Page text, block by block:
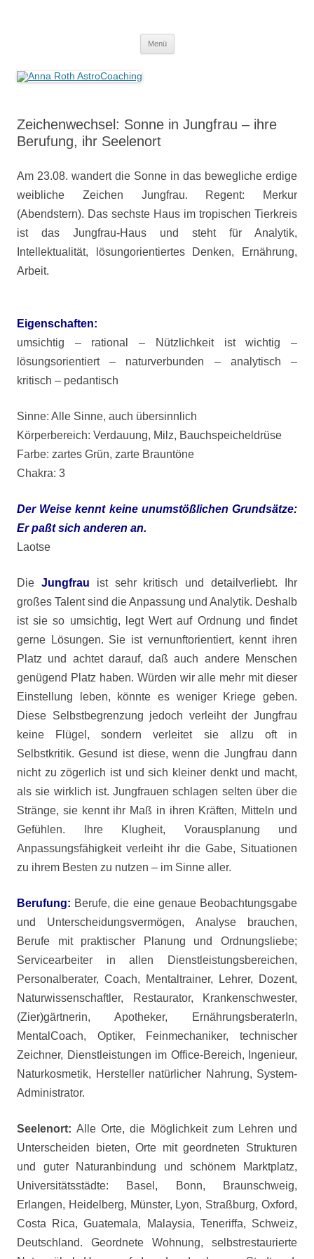
Menü
Zeichenwechsel: Sonne in Jungfrau – ihre
Berufung, ihr Seelenort
Am 23.08. wandert die Sonne in das bewegliche erdige
weibliche Zeichen Jungfrau. Regent: Merkur
(Abendstern). Das sechste Haus im tropischen Tierkreis
ist das Jungfrau-Haus und steht für Analytik,
Intellektualität, lösungorientiertes Denken, Ernährung,
Arbeit.
Eigenschaften:
umsichtig – rational – Nützlichkeit ist wichtig –
lösungsorientiert – naturverbunden – analytisch –
kritisch – pedantisch
Sinne: Alle Sinne, auch übersinnlich
Körperbereich: Verdauung, Milz, Bauchspeicheldrüse
Farbe: zartes Grün, zarte Brauntöne
Chakra: 3
Der Weise kennt keine unumstößlichen Grundsätze:
Er paßt sich anderen an.
Laotse
Die Jungfrau ist sehr kritisch und detailverliebt. Ihr
großes Talent sind die Anpassung und Analytik. Deshalb
ist sie so umsichtig, legt Wert auf Ordnung und findet
gerne Lösungen. Sie ist vernunftorientiert, kennt ihren
Platz und achtet darauf, daß auch andere Menschen
genügend Platz haben. Würden wir alle mehr mit dieser
Einstellung leben, könnte es weniger Kriege geben.
Diese Selbstbegrenzung jedoch verleiht der Jungfrau
keine Flügel, sondern verleitet sie allzu oft in
Selbstkritik. Gesund ist diese, wenn die Jungfrau dann
nicht zu zögerlich ist und sich kleiner denkt und macht,
als sie wirklich ist. Jungfrauen schlagen selten über die
Stränge, sie kennt ihr Maß in ihren Kräften, Mitteln und
Gefühlen. Ihre Klugheit, Vorausplanung und
Anpassungsfähigkeit verleiht ihr die Gabe, Situationen
zu ihrem Besten zu nutzen – im Sinne aller.
Berufung: Berufe, die eine genaue Beobachtungsgabe
und Unterscheidungsvermögen, Analyse brauchen,
Berufe mit praktischer Planung und Ordnungsliebe;
Servicearbeiter in allen Dienstleistungsbereichen,
Personalberater, Coach, Mentaltrainer, Lehrer, Dozent,
Naturwissenschaftler, Restaurator, Krankenschwester,
(Zier)gärtnerin, Apotheker, ErnährungsberaterIn,
MentalCoach, Optiker, Feinmechaniker, technischer
Zeichner, Dienstleistungen im Office-Bereich, Ingenieur,
Naturkosmetik, Hersteller natürlicher Nahrung, System-
Administrator.
Seelenort:Alle Orte, die Möglichkeit zum Lehren und
Unterscheiden bieten, Orte mit geordneten Strukturen
und guter Naturanbindung und schönem Marktplatz,
Universitätsstädte: Basel, Bonn, Braunschweig,
Erlangen, Heidelberg, Münster, Lyon, Straßburg, Oxford,
Costa Rica, Guatemala, Malaysia, Teneriffa, Schweiz,
Deutschland. Geordnete Wohnung, selbstrestaurierte